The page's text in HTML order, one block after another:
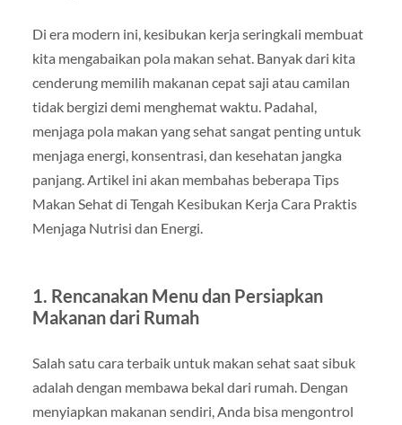
Di era modern ini, kesibukan kerja seringkali membuat
kita mengabaikan pola makan sehat. Banyak dari kita
cenderung memilih makanan cepat saji atau camilan
tidak bergizi demi menghemat waktu. Padahal,
menjaga pola makan yang sehat sangat penting untuk
menjaga energi, konsentrasi, dan kesehatan jangka
panjang. Artikel ini akan membahas beberapa Tips
Makan Sehat di Tengah Kesibukan Kerja Cara Praktis
Menjaga Nutrisi dan Energi.
1. Rencanakan Menu dan Persiapkan
Makanan dari Rumah
Salah satu cara terbaik untuk makan sehat saat sibuk
adalah dengan membawa bekal dari rumah. Dengan
menyiapkan makanan sendiri, Anda bisa mengontrol